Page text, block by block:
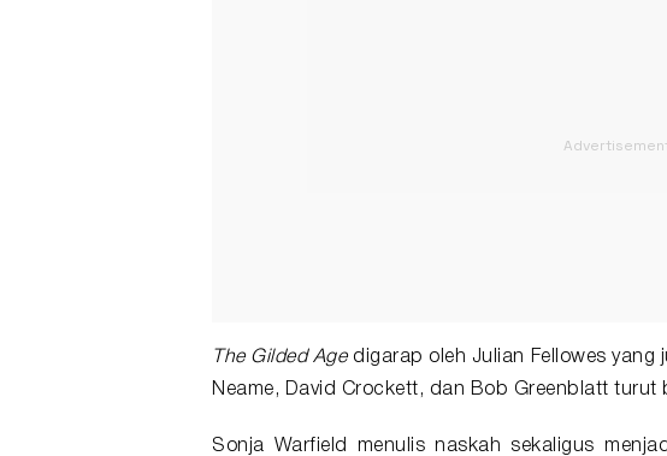
The Gilded Agedigarap oleh Julian Fellowes yang
Neame, David Crockett, dan Bob Greenblatt
Sonja Warfield menulis naskah sekaligus